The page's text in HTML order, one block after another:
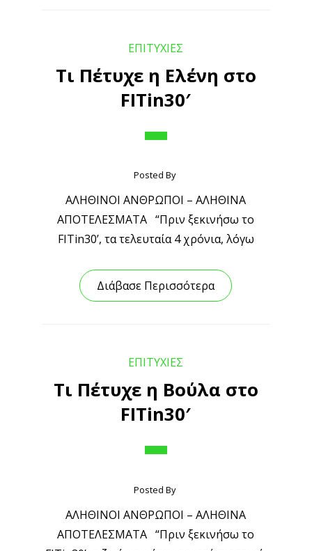
ΕΠΙΤΥΧΙΕΣ
Τι Πέτυχε η Ελένη στο
FITin30′
Posted By
ΑΛΗΘΙΝΟΙ ΑΝΘΡΩΠΟΙ – ΑΛΗΘΙΝΑ
ΑΠΟΤΕΛΕΣΜΑΤΑ “Πριν ξεκινήσω το
FITin30’, τα τελευταία 4 χρόνια, λόγω
Διάβασε Περισσότερα
ΕΠΙΤΥΧΙΕΣ
Τι Πέτυχε η Βούλα στο
FITin30′
Posted By
ΑΛΗΘΙΝΟΙ ΑΝΘΡΩΠΟΙ – ΑΛΗΘΙΝΑ
ΑΠΟΤΕΛΕΣΜΑΤΑ “Πριν ξεκινήσω το